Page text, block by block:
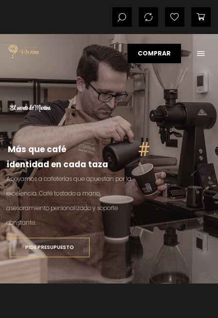
COMPRAR
Apoyamos a cafeterías que apuestan por la
excelencia. Café tostado a mano,
asesoramiento personalizado y soporte
constante.
identidad en cada taza
Más que café
PIDE PRESUPUESTO
#
El secreto de Martina